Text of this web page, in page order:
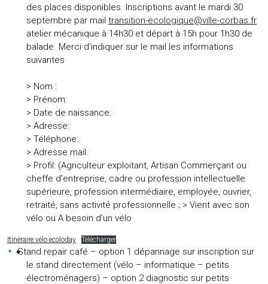
des places disponibles. Inscriptions avant le mardi 30
septembre par mail transition-ecologique@ville-corbas.fr
atelier mécanique à 14h30 et départ à 15h pour 1h30 de
balade. Merci d’indiquer sur le mail les informations
suivantes
> Nom :
> Prénom:
> Date de naissance:
> Adresse:
> Téléphone:
> Adresse mail:
> Profil: (Agriculteur exploitant, Artisan Commerçant ou
cheffe d’entreprise, cadre ou profession intellectuelle
supérieure, profession intermédiaire, employée, ouvrier,
retraité, sans activité professionnelle ; > Vient avec son
vélo ou A besoin d’un vélo
Itinéraire vélo ecoloday Télécharger
Stand repair café – option 1 dépannage sur inscription sur
le stand directement (vélo – informatique – petits
électroménagers) – option 2 diagnostic sur petits